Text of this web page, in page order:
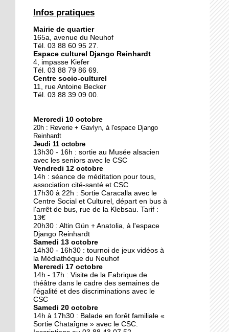
Le vrac s'invite au Neuhof
11 octobre 2018
Les petites filles
chaussent leurs
10 octobre 2018
Nouveau look pour une
nouvelle mairie
19 octobre 2017
Face au challenge du
numérique
19 octobre 2017
La précarité tue
18 octobre 2017
Quatre décennies au
chevet du Neuhof
18 octobre 2017
Infos pratiques
Mairie de quartier
165a, avenue du Neuhof
Tél. 03 88 60 95 27.
Espace culturel Django Reinhardt
4, impasse Kiefer
Tél. 03 88 79 86 69.
Centre socio-culturel
11, rue Antoine Becker
Tél. 03 88 39 09 00.
Mercredi 10 octobre
20h : Reverie + Gavlyn, à l'espace Django
Reinhardt
Jeudi 11 octobre
13h30 - 16h : sortie au Musée alsacien
avec les seniors avec le CSC
Vendredi 12 octobre
14h : séance de méditation pour tous,
association cité-santé et CSC
17h30 à 22h : Sortie Caracalla avec le
Centre Social et Culturel, départ en bus à
l'arrêt de bus, rue de la Klebsau. Tarif :
13€
20h30 : Altin Gün + Anatolia, à l'espace
Django Reinhardt
Samedi 13 octobre
14h30 - 16h30 : tournoi de jeux vidéos à
la Médiathèque du Neuhof
Mercredi 17 octobre
14h - 17h : Visite de la Fabrique de
théâtre dans le cadre des semaines de
l'égalité et des discriminations avec le
CSC
Samedi 20 octobre
14h à 17h30 : Balade en forêt familiale «
Sortie Chataîgne » avec le CSC.